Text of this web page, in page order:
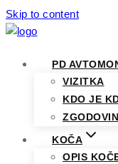
Skip to content
PD
VIZITKA
KDO JE
KOČA
OPIS